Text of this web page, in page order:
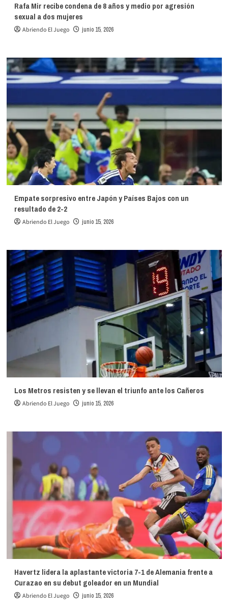
Rafa Mir recibe condena de 8 años y medio por agresión
sexual a dos mujeres
Abriendo El Juego junio 15, 2026
Empate sorpresivo entre Japón y Países Bajos con un
resultado de 2-2
Abriendo El Juego junio 15, 2026
Los Metros resisten y se llevan el triunfo ante los Cañeros
Abriendo El Juego junio 15, 2026
Havertz lidera la aplastante victoria 7-1 de Alemania frente a
Curazao en su debut goleador en un Mundial
Abriendo El Juego junio 15, 2026